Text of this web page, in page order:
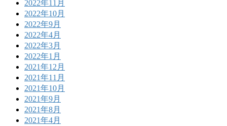
2022年11月
2022年10月
2022年9月
2022年4月
2022年3月
2022年1月
2021年12月
2021年11月
2021年10月
2021年9月
2021年8月
2021年4月